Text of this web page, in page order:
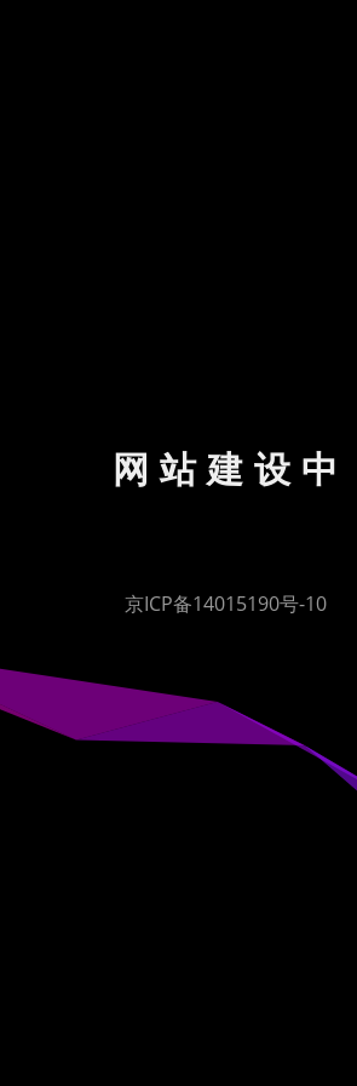
网站建设中
京ICP备14015190号-10